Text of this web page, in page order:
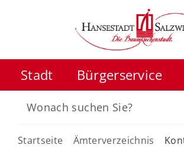
Stadt Bürgerservice
Startseite Ämterverzeichnis